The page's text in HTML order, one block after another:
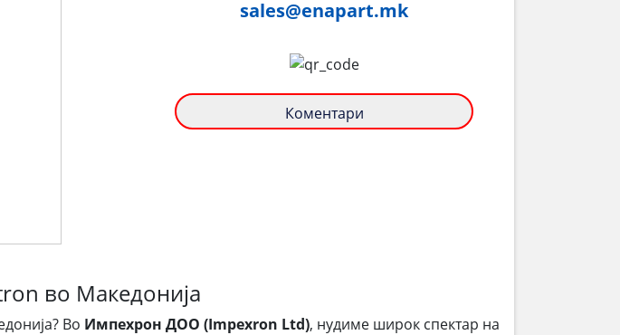
sales@enapart.mk
Коментари
во Македонија
Во Импехрон ДОО (Impexron Ltd), нудиме широк спектар на